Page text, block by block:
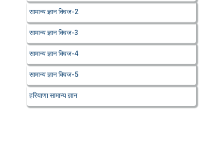
सामान्य ज्ञान क्विज-2
सामान्य ज्ञान क्विज-3
सामान्य ज्ञान क्विज-4
सामान्य ज्ञान क्विज-5
हरियाणा सामान्य ज्ञान